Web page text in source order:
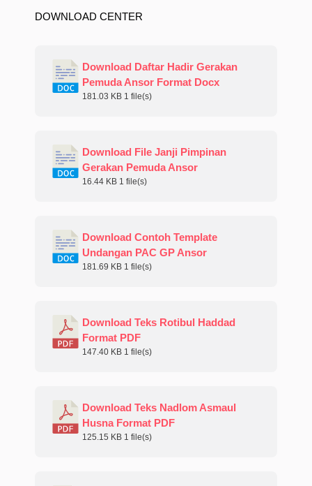
DOWNLOAD CENTER
Download Daftar Hadir Gerakan
Pemuda Ansor Format Docx
181.03 KB 1 file(s)
Download File Janji Pimpinan
Gerakan Pemuda Ansor
16.44 KB 1 file(s)
Download Contoh Template
Undangan PAC GP Ansor
181.69 KB 1 file(s)
Download Teks Rotibul Haddad
Format PDF
147.40 KB 1 file(s)
Download Teks Nadlom Asmaul
Husna Format PDF
125.15 KB 1 file(s)